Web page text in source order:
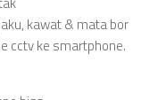
kawat & mata bor
cctv ke smartphone.